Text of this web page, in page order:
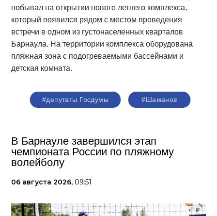
побывал на открытии нового летнего комплекса,
который появился рядом с местом проведения
встречи в одном из густонаселенных кварталов
Барнаула. На территории комплекса оборудована
пляжная зона с подогреваемыми бассейнами и
детская комната.
#депутаты Госдумы #Шаманов
В Барнауле завершился этап
чемпионата России по пляжному
волейболу
06 августа 2026, 09:51